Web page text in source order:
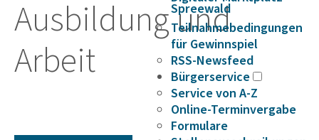
Spreewald
Teilnahmebedingungen
für Gewinnspiel
RSS-Newsfeed
Bürgerservice
Service von A-Z
Online-Terminvergabe
Formulare
Ausbil­dung und
Arbeit